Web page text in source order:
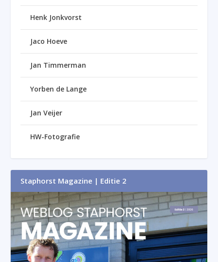
Henk Jonkvorst
Jaco Hoeve
Jan Timmerman
Yorben de Lange
Jan Veijer
HW-Fotografie
Staphorst Magazine | Editie 2